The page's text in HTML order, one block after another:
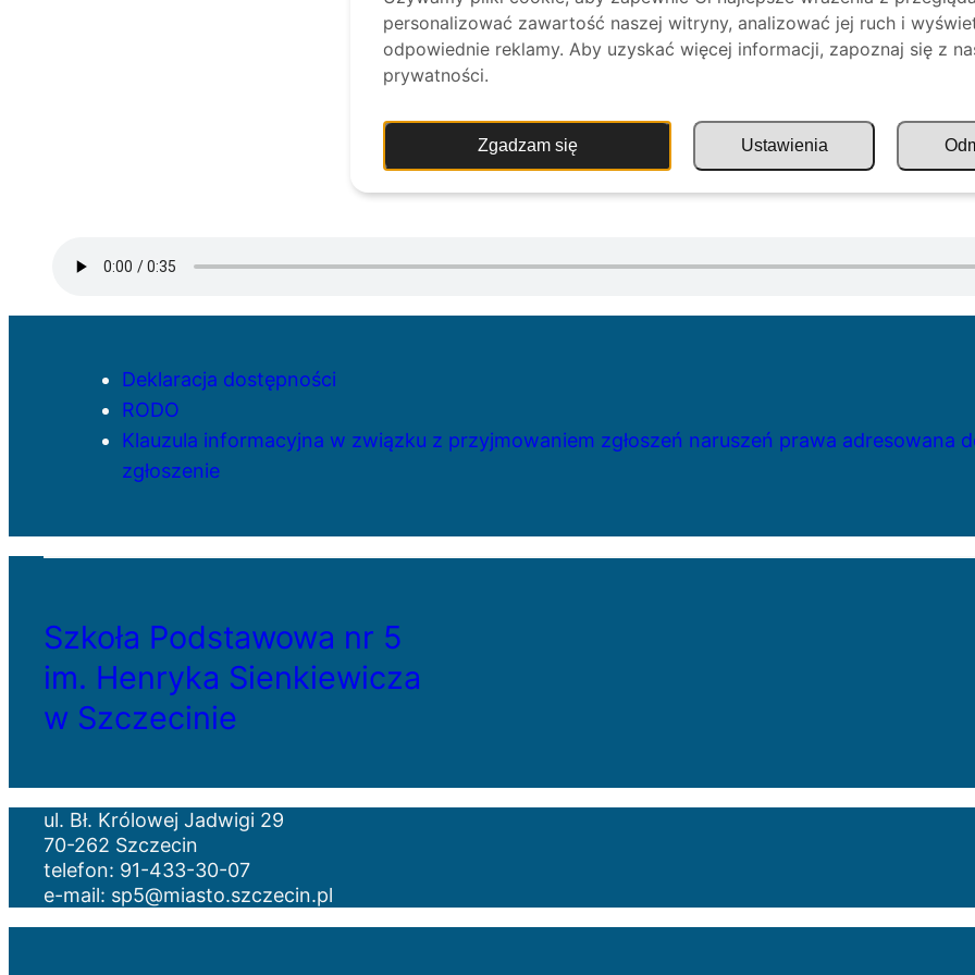
Deklaracja dostępności
RODO
Klauzula informacyjna w związku z przyjmowaniem zgłoszeń naruszeń prawa
zgłoszenie
Szkoła Podstawowa nr 5
im. Henryka Sienkiewicza
w Szczecinie
ul. Bł. Królowej Jadwigi 29
70-262 Szczecin
telefon: 91-433-30-07
e-mail: sp5@miasto.szczecin.pl
personalizować zawartość naszej witryny, analizować jej ruch i
odpowiednie reklamy. Aby uzyskać więcej informacji, zapoznaj się z
prywatności.
Zgadzam się Ustawienia